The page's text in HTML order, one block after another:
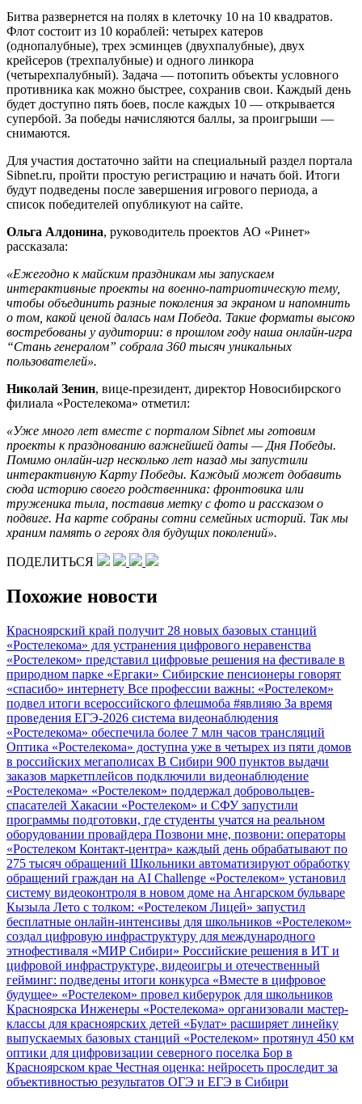
Битва развернется на полях в клеточку 10 на 10 квадратов.
Флот состоит из 10 кораблей: четырех катеров
(однопалубные), трех эсминцев (двухпалубные), двух
крейсеров (трехпалубные) и одного линкора
(четырехпалубный). Задача — потопить объекты условного
противника как можно быстрее, сохранив свои. Каждый день
будет доступно пять боев, после каждых 10 — открывается
супербой. За победы начисляются баллы, за проигрыши —
снимаются.
Для участия достаточно зайти на специальный раздел портала
Sibnet.ru, пройти простую регистрацию и начать бой. Итоги
будут подведены после завершения игрового периода, а
список победителей опубликуют на сайте.
Ольга Алдонина, руководитель проектов АО «Ринет»
рассказала:
«Ежегодно к майским праздникам мы запускаем
интерактивные проекты на военно-патриотическую тему,
чтобы объединить разные поколения за экраном и напомнить
о том, какой ценой далась нам Победа. Такие форматы высоко
востребованы у аудитории: в прошлом году наша онлайн-игра
“Стань генералом” собрала 360 тысяч уникальных
пользователей».
Николай Зенин, вице-президент, директор Новосибирского
филиала «Ростелекома» отметил:
«Уже много лет вместе с порталом Sibnet мы готовим
проекты к празднованию важнейшей даты — Дня Победы.
Помимо онлайн-игр несколько лет назад мы запустили
интерактивную Карту Победы. Каждый может добавить
сюда историю своего родственника: фронтовика или
труженика тыла, поставив метку с фото и рассказом о
подвиге. На карте собраны сотни семейных историй. Так мы
храним память о героях для будущих поколений».
ПОДЕЛИТЬСЯ
Похожие новости
Красноярский край получит 28 новых базовых станций
«Ростелекома» для устранения цифрового неравенства
«Ростелеком» представил цифровые решения на фестивале в
природном парке «Ергаки» Сибирские пенсионеры говорят
«спасибо» интернету Все профессии важны: «Ростелеком»
подвел итоги всероссийского флешмоба #явлияю За время
проведения ЕГЭ-2026 система видеонаблюдения
«Ростелекома» обеспечила более 7 млн часов трансляций
Оптика «Ростелекома» доступна уже в четырех из пяти домов
в российских мегаполисах В Сибири 900 пунктов выдачи
заказов маркетплейсов подключили видеонаблюдение
«Ростелекома» «Ростелеком» поддержал добровольцев-
спасателей Хакасии «Ростелеком» и СФУ запустили
программы подготовки, где студенты учатся на реальном
оборудовании провайдера Позвони мне, позвони: операторы
«Ростелеком Контакт-центра» каждый день обрабатывают по
275 тысяч обращений Школьники автоматизируют обработку
обращений граждан на AI Challenge «Ростелеком» установил
систему видеоконтроля в новом доме на Ангарском бульваре
Кызыла Лето с толком: «Ростелеком Лицей» запустил
бесплатные онлайн-интенсивы для школьников «Ростелеком»
создал цифровую инфраструктуру для международного
этнофестиваля «МИР Сибири» Российские решения в ИТ и
цифровой инфраструктуре, видеоигры и отечественный
гейминг: подведены итоги конкурса «Вместе в цифровое
будущее» «Ростелеком» провел киберурок для школьников
Красноярска Инженеры «Ростелекома» организовали мастер-
классы для красноярских детей «Булат» расширяет линейку
выпускаемых базовых станций «Ростелеком» протянул 450 км
оптики для цифровизации северного поселка Бор в
Красноярском крае Честная оценка: нейросеть проследит за
объективностью результатов ОГЭ и ЕГЭ в Сибири